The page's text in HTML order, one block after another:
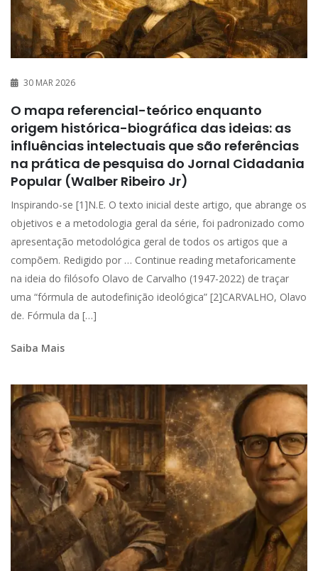
30 MAR 2026
O mapa referencial-teórico enquanto
origem histórica-biográfica das ideias: as
influências intelectuais que são referências
na prática de pesquisa do Jornal Cidadania
Popular (Walber Ribeiro Jr)
Inspirando-se [1]N.E. O texto inicial deste artigo, que abrange os
objetivos e a metodologia geral da série, foi padronizado como
apresentação metodológica geral de todos os artigos que a
compõem. Redigido por … Continue reading metaforicamente
na ideia do filósofo Olavo de Carvalho (1947-2022) de traçar
uma “fórmula de autodefinição ideológica” [2]CARVALHO, Olavo
de. Fórmula da […]
Saiba Mais